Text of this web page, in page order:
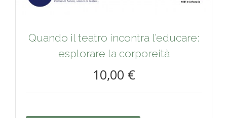
Quando il teatro incontra l’educare:
esplorare la corporeità
10,00 €